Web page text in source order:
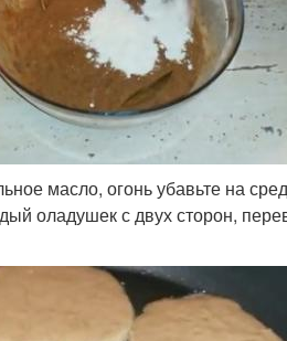
масло, огонь убавьте на
оладушек с двух сторон,